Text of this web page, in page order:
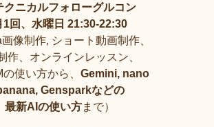
クニカルフォローグルコン
1回、水曜日 21:30-22:30
像制作, ショート動画制作、
作、オンラインレッスン、
使い方から、 Gemini, nano
Gensparkなどの
最新AIの使い方まで）